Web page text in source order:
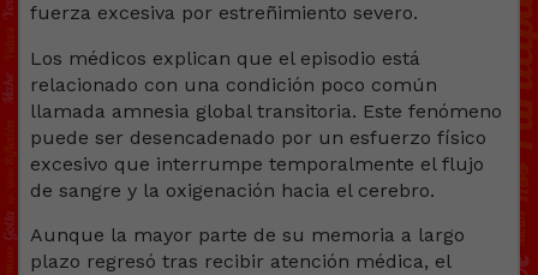
Los médicos explican que el episodio está
relacionado con una condición poco común
llamada amnesia global transitoria. Este fenómeno
puede ser desencadenado por un esfuerzo físico
excesivo que interrumpe temporalmente el flujo
de sangre y la oxigenación hacia el cerebro.
Aunque la mayor parte de su memoria a largo
plazo regresó tras recibir atención médica, el